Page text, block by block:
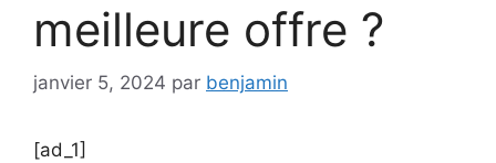
meilleure offre ?
janvier 5, 2024 par benjamin
[ad_1]